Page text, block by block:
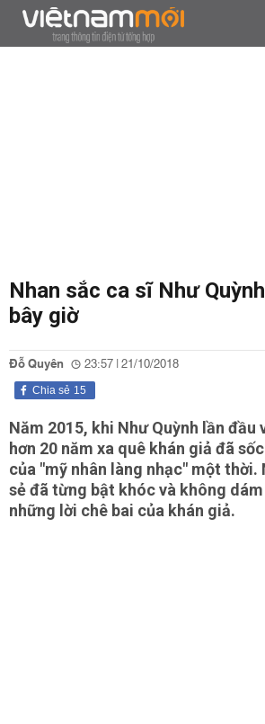
Nhan sắc ca sĩ Như
bây giờ
Đỗ Quyên 23:57 | 21/10/2018
15
Chia sẻ
Năm 2015, khi Như Quỳnh lần đầu
hơn 20 năm xa quê khán giả đã
của "mỹ nhân làng nhạc" một thời.
sẻ đã từng bật khóc và không
những lời chê bai của khán giả.